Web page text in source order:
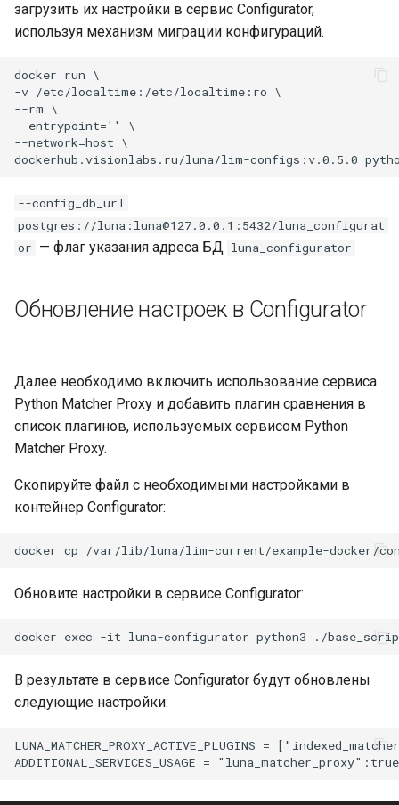
загрузить их настройки в сервис Configurator,
используя механизм миграции конфигураций.
docker run \
-v /etc/localtime:/etc/localtime:ro \
--rm \
--entrypoint='' \
--network=host \
--config_db_url
postgres://luna:luna@127.0.0.1:5432/luna_configurat
or — флаг указания адреса БД luna_configurator
Обновление настроек в Configurator
Далее необходимо включить использование сервиса
Python Matcher Proxy и добавить плагин сравнения в
список плагинов, используемых сервисом Python
Matcher Proxy.
Скопируйте файл с необходимыми настройками в
контейнер Configurator:
Обновите настройки в сервисе Configurator:
В результате в сервисе Configurator будут обновлены
следующие настройки:
LUNA_MATCHER_PROXY_ACTIVE_PLUGINS =